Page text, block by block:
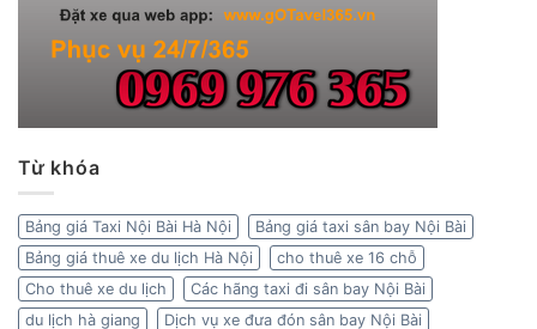
Từ khóa
Bảng giá Taxi Nội Bài Hà Nội
Bảng giá taxi sân bay Nội Bài
Bảng giá thuê xe du lịch Hà Nội
cho thuê xe 16 chỗ
Cho thuê xe du lịch
Các hãng taxi đi sân bay Nội Bài
du lịch hà giang
Dịch vụ xe đưa đón sân bay Nội Bài